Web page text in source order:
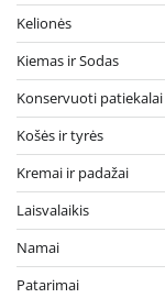
Kelionės
Kiemas ir Sodas
Konservuoti patiekalai
Košės ir tyrės
Kremai ir padažai
Laisvalaikis
Namai
Patarimai